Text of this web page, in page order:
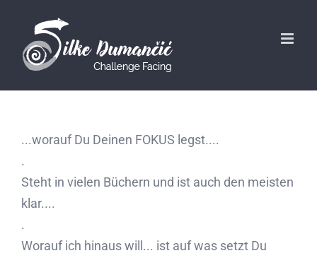
...worauf Du Deinen FOKUS legst....
.
Steht in vielen Büchern und ist auch den meisten
klar....
.
Worauf ich hinaus will... ist auf was setzt Du